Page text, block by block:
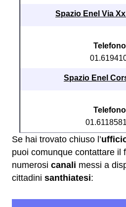
Spazio Enel Via
Spazio Enel
Se hai trovato chiuso l’
puoi comunque contattare il
numerosi canali messi a
cittadini santhiatesi: